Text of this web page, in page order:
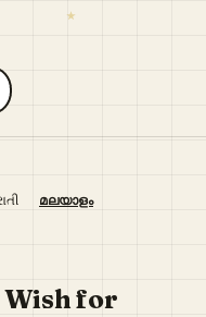
മലയാളം
for